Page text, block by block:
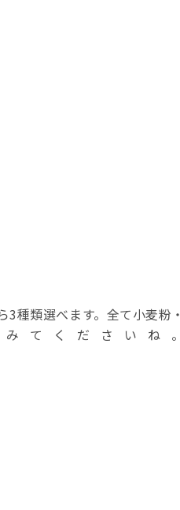
種類選べます。全て小麦粉・
てくださいね。